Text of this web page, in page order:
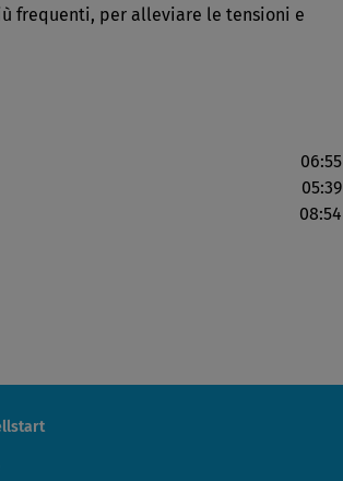
frequenti, per alleviare le tensioni e
06:55
05:39
08:54